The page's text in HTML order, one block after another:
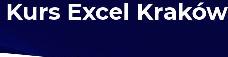
Kurs Excel Kraków